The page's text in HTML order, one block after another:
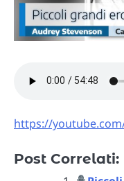
https://
Post Correlati: